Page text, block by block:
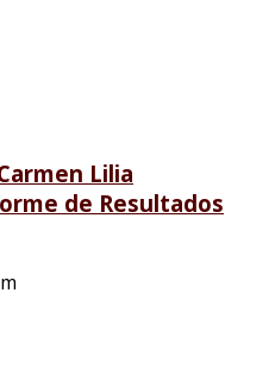
Lilia
de Resultados